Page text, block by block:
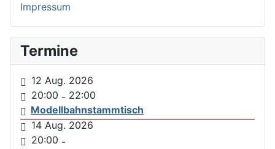
Impressum
Termine
12 Aug. 2026
20:00 - 22:00
Modellbahnstammtisch
14 Aug. 2026
20:00 -